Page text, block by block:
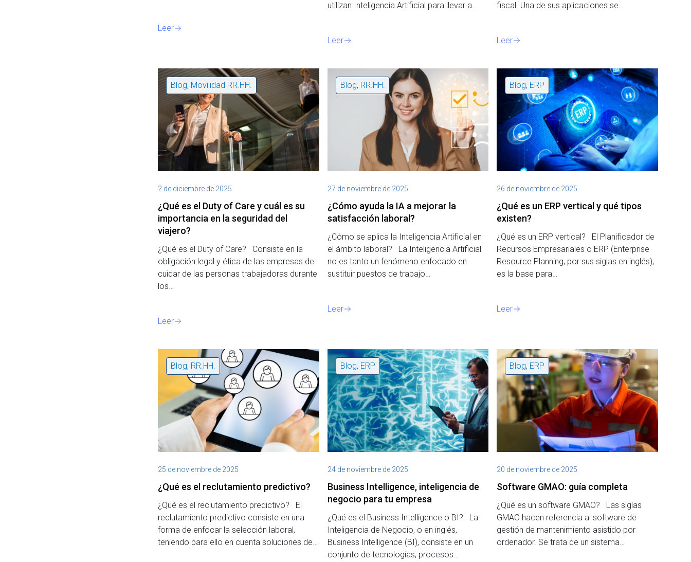
Leer
utilizan Inteligencia Artificial para llevar a…
Leer
fiscal. Una de sus aplicaciones se…
Leer
Blog, Movilidad RR.HH.
2 de diciembre de 2025
¿Qué es el Duty of Care y cuál es su
importancia en la seguridad del
viajero?
¿Qué es el Duty of Care? Consiste en la
obligación legal y ética de las empresas de
cuidar de las personas trabajadoras durante
los…
Leer
Blog, RR.HH.
27 de noviembre de 2025
¿Cómo ayuda la IA a mejorar la
satisfacción laboral?
¿Cómo se aplica la Inteligencia Artificial en
el ámbito laboral? La Inteligencia Artificial
no es tanto un fenómeno enfocado en
sustituir puestos de trabajo…
Leer
Blog, ERP
26 de noviembre de 2025
¿Qué es un ERP vertical y qué tipos
existen?
¿Qué es un ERP vertical? El Planificador de
Recursos Empresariales o ERP (Enterprise
Resource Planning, por sus siglas en inglés),
es la base para…
Leer
Blog, RR.HH.
25 de noviembre de 2025
¿Qué es el reclutamiento predictivo?
¿Qué es el reclutamiento predictivo? El
reclutamiento predictivo consiste en una
forma de enfocar la selección laboral,
teniendo para ello en cuenta soluciones de…
Blog, ERP
24 de noviembre de 2025
Business Intelligence, inteligencia de
negocio para tu empresa
¿Qué es el Business Intelligence o BI? La
Inteligencia de Negocio, o en inglés,
Business Intelligence (BI), consiste en un
conjunto de tecnologías, procesos…
Blog, ERP
20 de noviembre de 2025
Software GMAO: guía completa
¿Qué es un software GMAO? Las siglas
GMAO hacen referencia al software de
gestión de mantenimiento asistido por
ordenador. Se trata de un sistema…